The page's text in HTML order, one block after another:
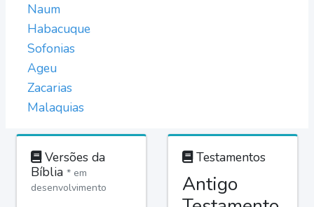
Naum
Habacuque
Sofonias
Ageu
Zacarias
Malaquias
Versões da
Bíblia * em
desenvolvimento
Testamentos
Antigo